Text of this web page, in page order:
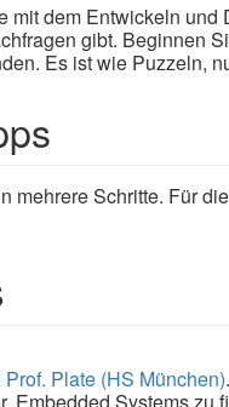
mit dem Entwickeln
gibt. Beginnen
Es ist wie Puzzeln,
mehrere Schritte. Für
Prof. Plate (HS München)
Embedded Systems zu